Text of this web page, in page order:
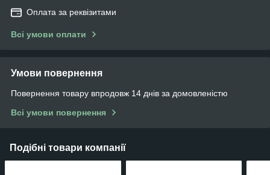
Оплата за реквізитами
Всі умови оплати
Умови повернення
Повернення товару впродовж 14 днів за домовленістю
Всі умови повернення
Подібні товари компанії